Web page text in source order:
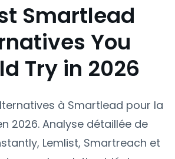
Smartlead
You
Try in 2026
à Smartlead pour la
2026. Analyse détaillée de
Lemlist, Smartreach et